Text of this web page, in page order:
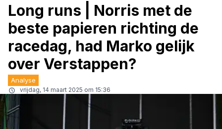
Long runs | Norris met de
beste papieren richting de
racedag, had Marko gelijk
over Verstappen?
Analyse
vrijdag, 14 maart 2025 om 15:36